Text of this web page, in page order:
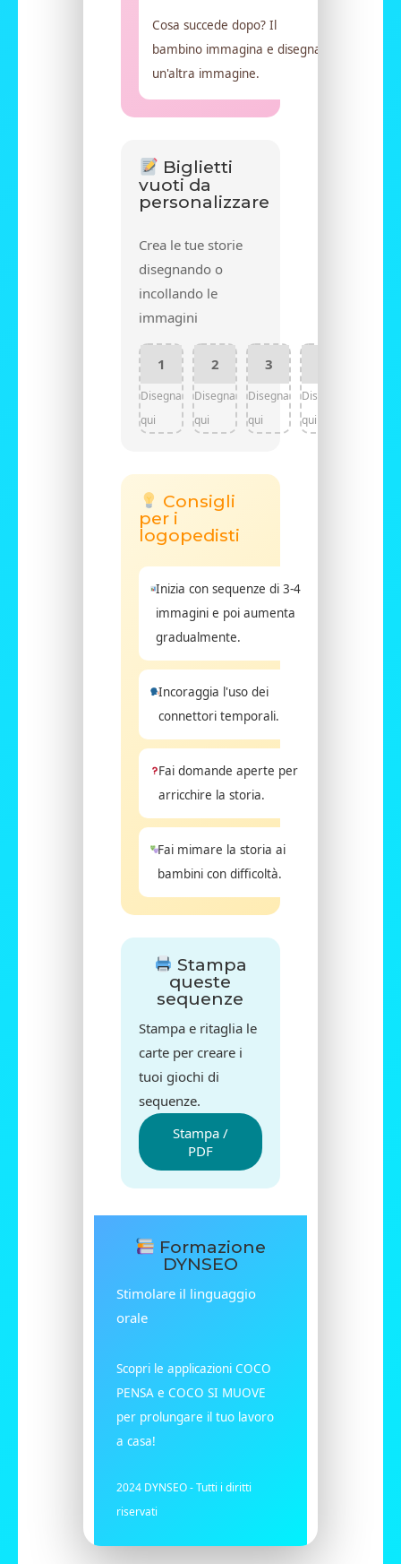
Cosa succede dopo? Il
bambino immagina e disegna
un'altra immagine.
Biglietti
vuoti da
personalizzare
Crea le tue storie
disegnando o
incollando le
immagini
1
Disegna
qui
2
Disegna
qui
3
Disegna
qui
Disegna
qui
Consigli
per i
logopedisti
Inizia con sequenze di 3-4
immagini e poi aumenta
gradualmente.
Incoraggia l'uso dei
connettori temporali.
Fai domande aperte per
arricchire la storia.
Fai mimare la storia ai
bambini con difficoltà.
Stampa
queste
sequenze
Stampa e ritaglia le
carte per creare i
tuoi giochi di
sequenze.
Stampa /
PDF
Formazione
DYNSEO
Stimolare il linguaggio
orale
Scopri le applicazioni COCO
PENSA e COCO SI MUOVE
per prolungare il tuo lavoro
a casa!
2024 DYNSEO - Tutti i diritti
riservati